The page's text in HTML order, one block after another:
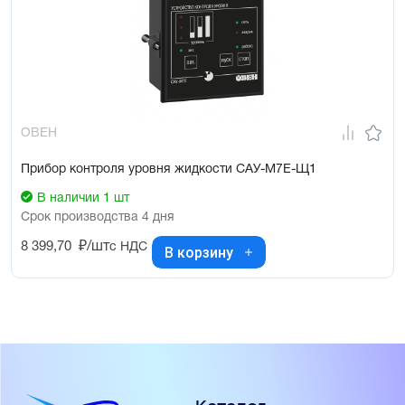
ОВЕН
Прибор контроля уровня жидкости САУ-М7Е-Щ1
В наличии 1 шт
Срок производства 4 дня
8 399,70 ₽/штс НДС В корзину